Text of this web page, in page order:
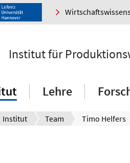
Institut für
Lehre
Institut Team Timo Helfers